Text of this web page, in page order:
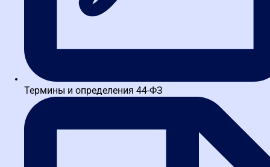
Нарушение 223-ФЗ оператором площадки при блокировке
Отчетность по 223-ФЗ включает ежемесячные и ежегодные